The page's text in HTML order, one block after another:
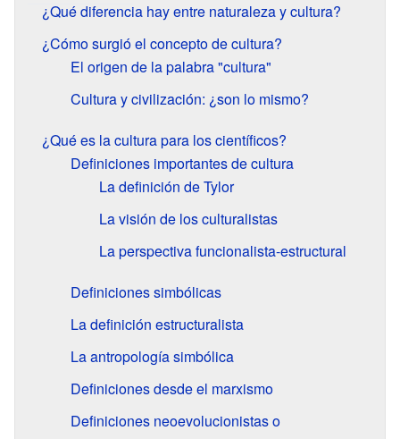
¿Qué diferencia hay entre naturaleza y cultura?
¿Cómo surgió el concepto de cultura?
El origen de la palabra "cultura"
Cultura y civilización: ¿son lo mismo?
¿Qué es la cultura para los científicos?
Definiciones importantes de cultura
La definición de Tylor
La visión de los culturalistas
La perspectiva funcionalista-estructural
Definiciones simbólicas
La definición estructuralista
La antropología simbólica
Definiciones desde el marxismo
Definiciones neoevolucionistas o